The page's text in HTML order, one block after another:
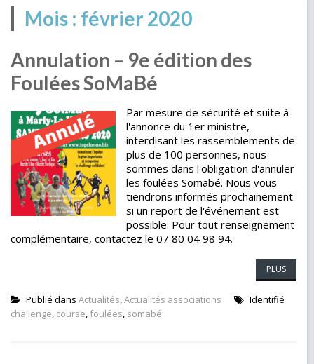
Mois : février 2020
Annulation – 9e édition des
Foulées SoMaBé
Par mesure de sécurité et suite à
l'annonce du 1er ministre,
interdisant les rassemblements de
plus de 100 personnes, nous
sommes dans l'obligation d'annuler
les foulées Somabé. Nous vous
tiendrons informés prochainement
si un report de l'événement est
possible. Pour tout renseignement
complémentaire, contactez le 07 80 04 98 94.
PLUS
Publié dans Actualités,Actualités associations
Identifié
challenge, course, foulées, somabé